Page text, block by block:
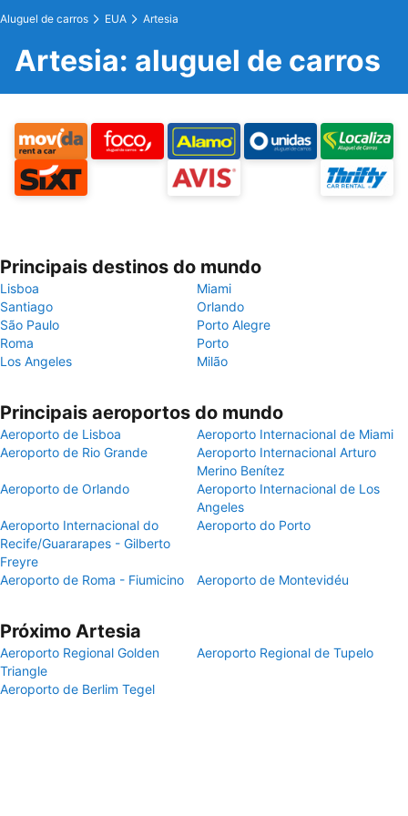
Aluguel de carros EUA Artesia
Artesia: aluguel de carros
Principais destinos do mundo
Lisboa
Miami
Santiago
Orlando
São Paulo
Porto Alegre
Roma
Porto
Los Angeles
Milão
Principais aeroportos do mundo
Aeroporto de Lisboa
Aeroporto Internacional de Miami
Aeroporto de Rio Grande
Aeroporto Internacional Arturo
Merino Benítez
Aeroporto de Orlando
Aeroporto Internacional de Los
Angeles
Aeroporto Internacional do
Recife/Guararapes - Gilberto
Freyre
Aeroporto do Porto
Aeroporto de Roma - Fiumicino Aeroporto de Montevidéu
Próximo Artesia
Aeroporto Regional Golden
Triangle
Aeroporto Regional de Tupelo
Aeroporto de Berlim Tegel